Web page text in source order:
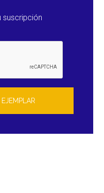
suscripción